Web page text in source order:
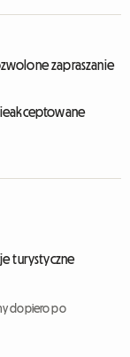
zapraszanie
turystyczne
dopiero po